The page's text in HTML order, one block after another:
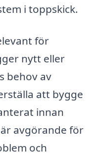
i toppskick.
för
nytt eller
behov av
att bygge
innan
avgörande för
och